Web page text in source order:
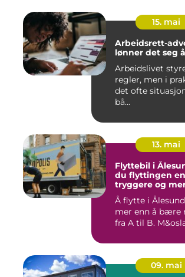
15. mai
Arbeidsrett-
lønner det seg
Arbeidslivet
regler, men i
det ofte
bå...
13. mai
Flyttebil i
du flyttingen
tryggere og
Å flytte i
mer enn å bære
fra A til B.
09. mai